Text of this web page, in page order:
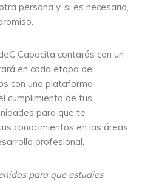
persona y, si es necesario,
Capacita contarás con un
en cada etapa del
con una plataforma
cumplimiento de tus
para que te
conocimientos en las áreas
profesional.
para que estudies